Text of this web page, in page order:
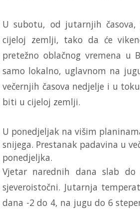
U subotu, od jutarnjih časova,
cijeloj zemlji, tako da će
pretežno oblačnog vremena u
samo lokalno, uglavnom na
večernjih časova ned‌jelje i u
biti u cijeloj zemlji.
U poned‌jeljak na višim
snijega. Prestanak padavina u
poned‌jeljka.
Vjetar narednih dana slab do
sjeveroistočni. Jutarnja
dana -2 do 4, na jugu do 6